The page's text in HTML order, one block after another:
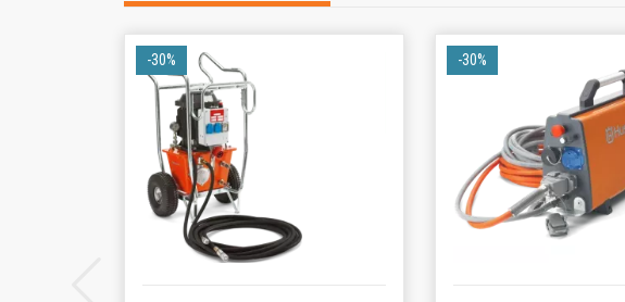
predstavlja okolju prijaznejšo alternativo za pogon hidravličnih
gradbiščih brez dostopa do električnega omrežja. Ta
enota je idealna izbira za profesionalne uporabnike, ki
vir hidravlične energije za različne aplikacije.
-30% -30%